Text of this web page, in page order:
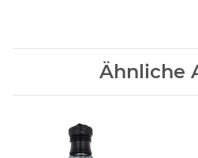
Ähnliche